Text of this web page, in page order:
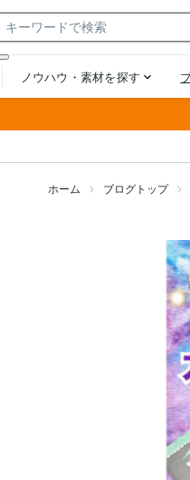
ホーム ブログトップ